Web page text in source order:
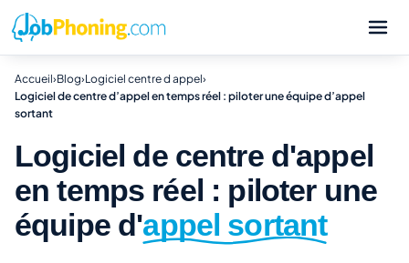
Accueil›Blog›Logiciel centre d appel›
Logiciel de centre d’appel en temps réel : piloter une équipe d’appel
sortant
Logiciel de centre d'appel
en temps réel : piloter une
équipe d'appel sortant